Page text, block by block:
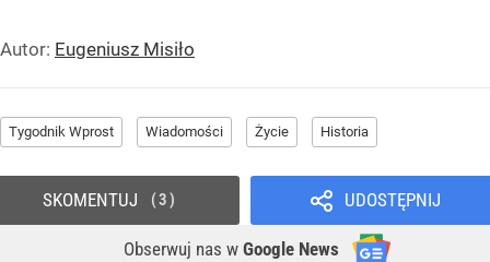
Autor: Eugeniusz Misiło
Tygodnik Wprost Wiadomości Życie Historia
UDOSTĘPNIJ
Obserwuj nas w Google News
SKOMENTUJ 3